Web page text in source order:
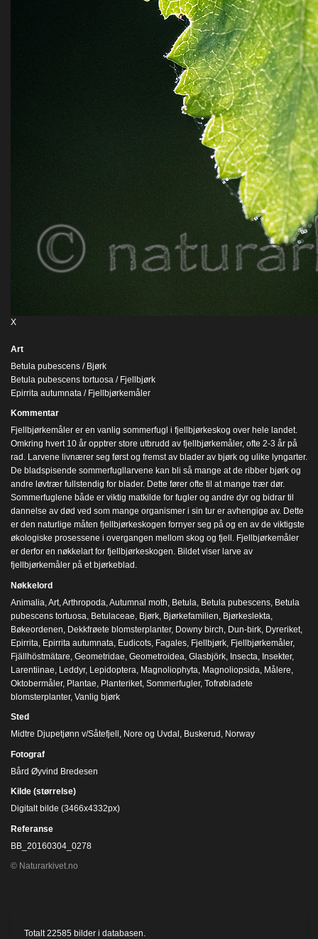
X
Art
Betula pubescens / Bjørk
Betula pubescens tortuosa / Fjellbjørk
Epirrita autumnata / Fjellbjørkemåler
Kommentar
Fjellbjørkemåler er en vanlig sommerfugl i fjellbjørkeskog over hele landet.
Omkring hvert 10 år opptrer store utbrudd av fjellbjørkemåler, ofte 2-3 år på
rad. Larvene livnærer seg først og fremst av blader av bjørk og ulike lyngarter.
De bladspisende sommerfugllarvene kan bli så mange at de ribber bjørk og
andre løvtrær fullstendig for blader. Dette fører ofte til at mange trær dør.
Sommerfuglene både er viktig matkilde for fugler og andre dyr og bidrar til
dannelse av død ved som mange organismer i sin tur er avhengige av. Dette
er den naturlige måten fjellbjørkeskogen fornyer seg på og en av de viktigste
økologiske prosessene i overgangen mellom skog og fjell. Fjellbjørkemåler
er derfor en nøkkelart for fjellbjørkeskogen. Bildet viser larve av
fjellbjørkemåler på et bjørkeblad.
Nøkkelord
Animalia Art Arthropoda Autumnal moth Betula Betula pubescens Betula
pubescens tortuosa Betulaceae Bjørk Bjørkefamilien Bjørkeslekta
Bøkeordenen Dekkfrøete blomsterplanter, Downy birch Dun-birk Dyreriket
Epirrita Epirrita autumnata Eudicots Fagales Fjellbjørk Fjellbjørkemåler,
Fjällhöstmätare Geometridae Geometroidea Glasbjörk Insecta Insekter,
Larentiinae Leddyr, Lepidoptera Magnoliophyta Magnoliopsida Målere
Oktobermåler, Plantae Planteriket Sommerfugler, Tofrøbladete
blomsterplanter, Vanlig bjørk
Sted
Midtre Djupetjønn v/Såtefjell, Nore og Uvdal, Buskerud, Norway
Fotograf
Bård Øyvind Bredesen
Kilde (størrelse)
Digitalt bilde (3466x4332px)
Referanse
BB_20160304_0278
© Naturarkivet.no
Totalt22585 bilder i databasen.